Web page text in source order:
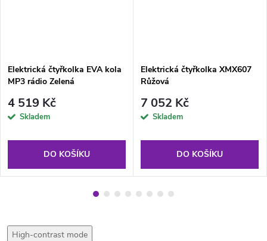
Elektrická čtyřkolka EVA kola
MP3 rádio Zelená
4 519 Kč
Skladem
DO KOŠÍKU
Elektrická čtyřkolka XMX607
Růžová
7 052 Kč
Skladem
DO KOŠÍKU
High-contrast mode